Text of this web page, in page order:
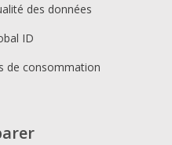
des données
ID
de consommation